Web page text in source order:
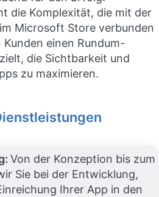
die Komplexität, die mit der
Microsoft Store verbunden
einen Rundum-
die Sichtbarkeit und
zu maximieren.
Von der Konzeption bis zum
Sie bei der Entwicklung,
Ihrer App in den